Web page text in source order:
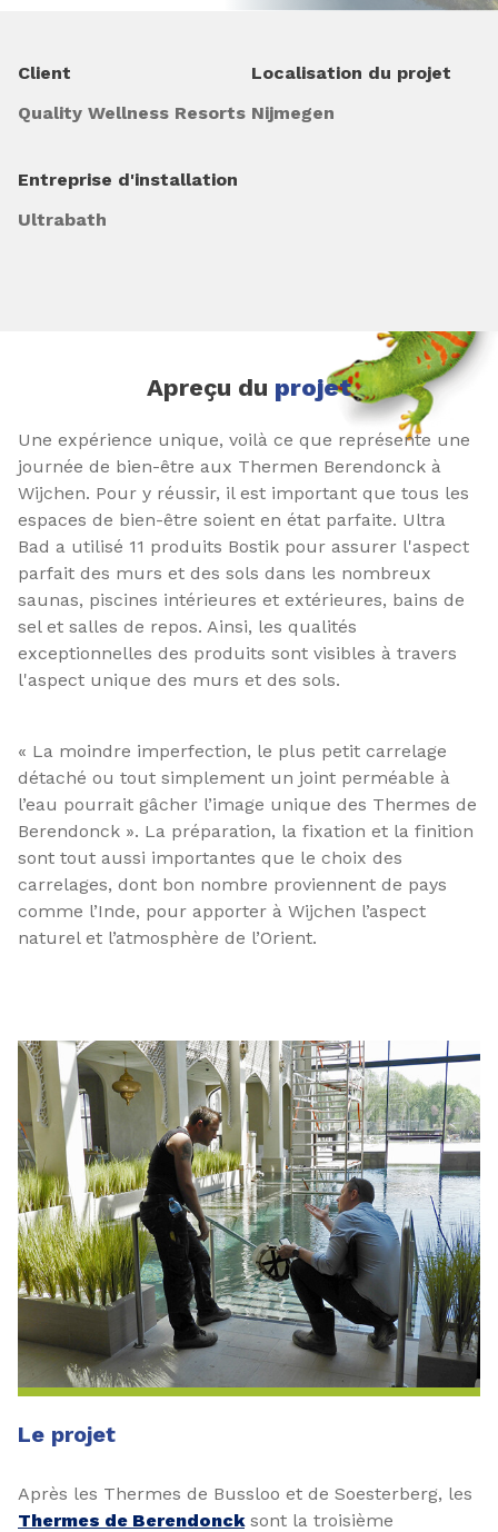
Client
Quality Wellness Resorts
Localisation du projet
Nijmegen
Entreprise d'installation
Ultrabath
Apreçu du projet
Une expérience unique, voilà ce que représente une
journée de bien-être aux Thermen Berendonck à
Wijchen. Pour y réussir, il est important que tous les
espaces de bien-être soient en état parfaite. Ultra
Bad a utilisé 11 produits Bostik pour assurer l'aspect
parfait des murs et des sols dans les nombreux
saunas, piscines intérieures et extérieures, bains de
sel et salles de repos. Ainsi, les qualités
exceptionnelles des produits sont visibles à travers
l'aspect unique des murs et des sols.
« La moindre imperfection, le plus petit carrelage
détaché ou tout simplement un joint perméable à
l’eau pourrait gâcher l’image unique des Thermes de
Berendonck ». La préparation, la fixation et la finition
sont tout aussi importantes que le choix des
carrelages, dont bon nombre proviennent de pays
comme l’Inde, pour apporter à Wijchen l’aspect
naturel et l’atmosphère de l’Orient.
Le projet
Après les Thermes de Bussloo et de Soesterberg, les
Thermes de Berendoncksont la troisième